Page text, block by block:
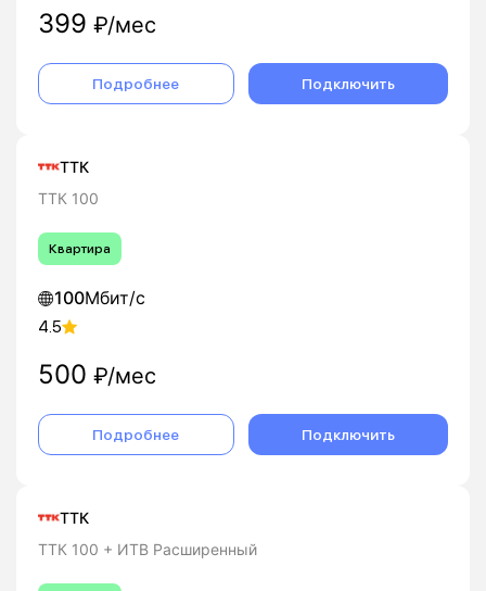
399 ₽/мес
Подробнее Подключить
ТТК
ТТК 100
Квартира
100Мбит/с
4.5
500 ₽/мес
Подробнее Подключить
ТТК
ТТК 100 + ИТВ Расширенный